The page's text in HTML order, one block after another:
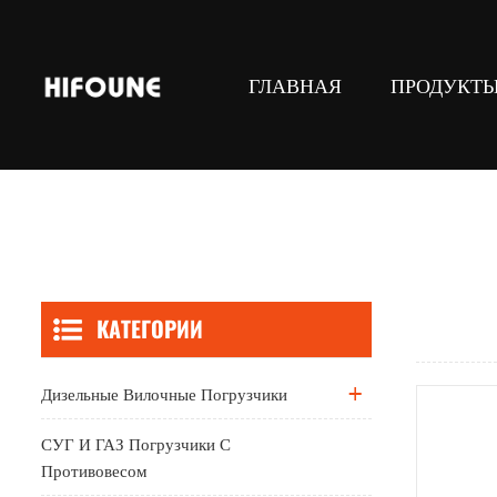
ГЛАВНАЯ
КАТЕГОРИИ
Дизельные Вилочные Погрузчики
СУГ И ГАЗ Погрузчики С
Противовесом